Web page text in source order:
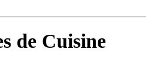
de Cuisine